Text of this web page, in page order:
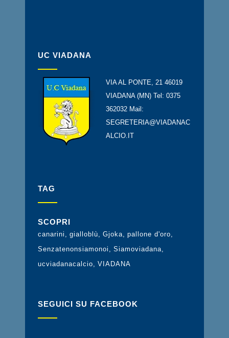
UC VIADANA
VIA AL PONTE, 21 46019
VIADANA (MN) Tel: 0375
362032 Mail:
SEGRETERIA@VIADANAC
ALCIO.IT
TAG
SCOPRI
canarini gialloblù Gjoka pallone d'oro
Senzatenonsiamonoi
Siamoviadana
ucviadanacalcio
VIADANA
SEGUICI SU FACEBOOK